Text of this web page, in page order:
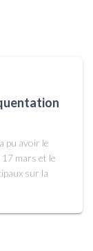
pu avoir le
mars et le
sur la